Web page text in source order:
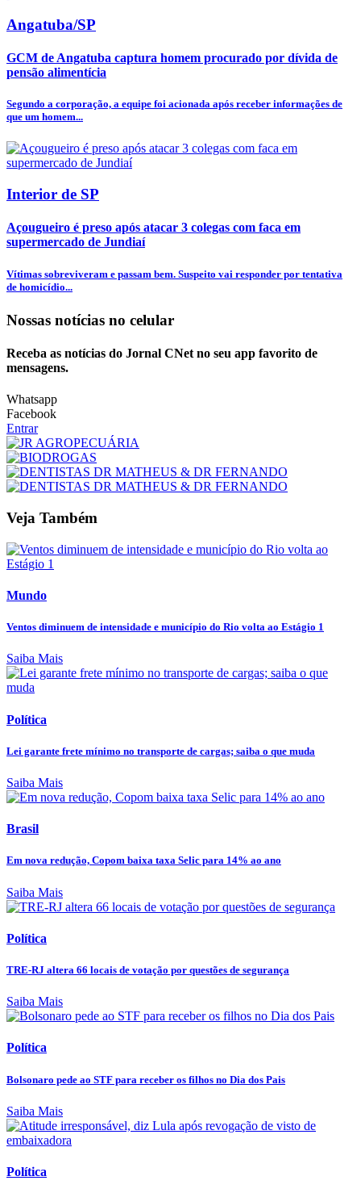
Angatuba/SP
GCM de Angatuba captura homem procurado por dívida de
pensão alimentícia
Segundo a corporação, a equipe foi acionada após receber informações de
que um homem...
Interior de SP
Açougueiro é preso após atacar 3 colegas com faca em
supermercado de Jundiaí
Vítimas sobreviveram e passam bem. Suspeito vai responder por tentativa
de homicídio...
Nossas notícias no celular
Receba as notícias do Jornal CNet no seu app favorito de
mensagens.
Whatsapp
Facebook
Entrar
Veja Também
Mundo
Ventos diminuem de intensidade e município do Rio volta ao Estágio 1
Saiba Mais
Política
Lei garante frete mínimo no transporte de cargas; saiba o que muda
Saiba Mais
Brasil
Em nova redução, Copom baixa taxa Selic para 14% ao ano
Saiba Mais
Política
TRE-RJ altera 66 locais de votação por questões de segurança
Saiba Mais
Política
Bolsonaro pede ao STF para receber os filhos no Dia dos Pais
Saiba Mais
Política